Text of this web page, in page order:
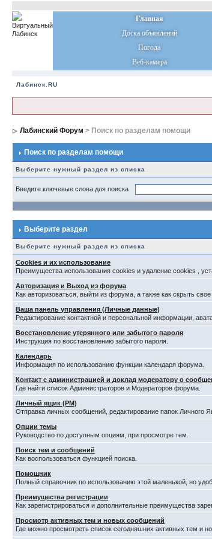
Главная
Доска объявлений
Погода
Веб-камера
Лабинск.RU
Лабинский Форум > Поиск по разделам помощи
Поиск по разделам помощи
Выберите нужный раздел из списка
Введите ключевые слова для поиска
Выберите раздел
Выберите нужный раздел из списка
Cookies и их использование
Преимущества использования cookies и удаление cookies ,
Авторизация и Выход из форума
Как авторизоваться, выйти из форума, а также как скрыть
Ваша панель управления (Личные данные)
Редактирование контактной и персональной информации,
Восстановление утерянного или забытого пароля
Инструкция по восстановлению забытого пароля.
Календарь
Информация по использованию функции календаря форума.
Контакт с администрацией и доклад модератору о
Где найти список Администраторов и Модераторов форума.
Личный ящик (PM)
Отправка личных сообщений, редактирование папок
Опции темы
Руководство по доступным опциям, при просмотре тем.
Поиск тем и сообщений
Как воспользоваться функцией поиска.
Помощник
Полный справочник по использованию этой маленькой, но
Преимущества регистрации
Как зарегистрироваться и дополнительные преимущества
Просмотр активных тем и новых сообщений
Где можно просмотреть список сегодняшних активных тем и